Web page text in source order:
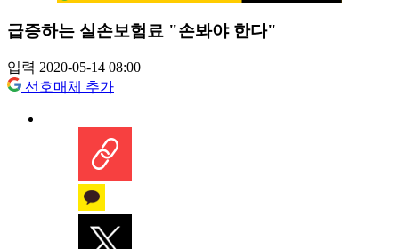
급증하는 실손보험료 "손봐야 한다"
입력 2020-05-14 08:00
선호매체 추가